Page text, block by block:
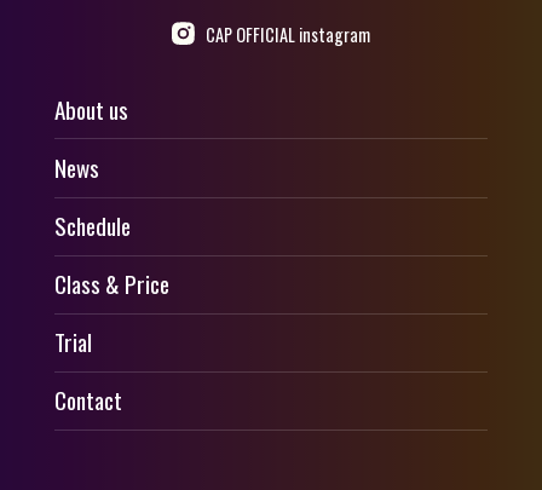
CAP OFFICIAL instagram
About us
News
Schedule
Class & Price
Trial
Contact